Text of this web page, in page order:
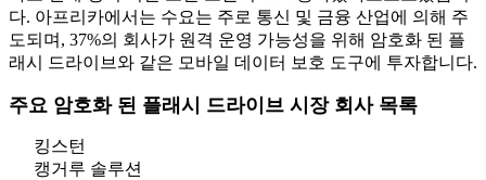
다. 아프리카에서는 수요는 주로 통신 및 금융 산업에 의해 주
도되며, 37%의 회사가 원격 운영 가능성을 위해 암호화 된 플
래시 드라이브와 같은 모바일 데이터 보호 도구에 투자합니다.
주요 암호화 된 플래시 드라이브 시장 회사 목록
킹스턴
캥거루 솔루션